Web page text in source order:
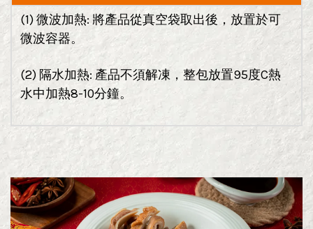
(1) 微波加熱: 將產品從真空袋取出後，放置於可
微波容器。
(2) 隔水加熱: 產品不須解凍，整包放置95度C熱
水中加熱8-10分鐘。